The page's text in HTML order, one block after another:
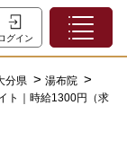
グイン
分県
湯布院
ト｜時給1300円（求